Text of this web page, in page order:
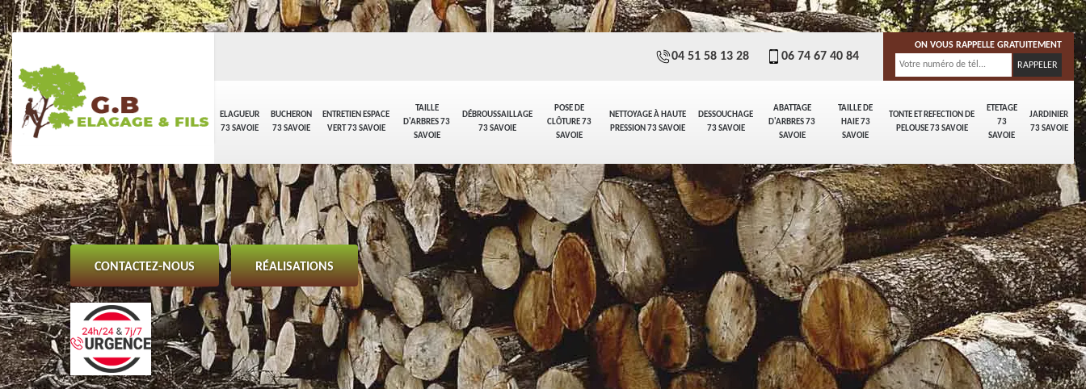
ELAGUEUR
73 SAVOIE
BUCHERON
73 SAVOIE
ENTRETIEN ESPACE
VERT 73 SAVOIE
TAILLE
D'ARBRES 73
SAVOIE
DÉBROUSSAILLAGE
73 SAVOIE
POSE DE
CLÔTURE 73
SAVOIE
NETTOYAGE À HAUTE
PRESSION 73 SAVOIE
DESSOUCHAGE
73 SAVOIE
ABATTAGE
D'ARBRES 73
SAVOIE
TAILLE DE
HAIE 73
SAVOIE
TONTE ET REFECTION DE
PELOUSE 73 SAVOIE
ETETAGE
73
SAVOIE
JARDINIER
73 SAVOIE
04 51 58 13 28 06 74 67 40 84
ON VOUS RAPPELLE GRATUITEMENT
CONTACTEZ-NOUS RÉALISATIONS